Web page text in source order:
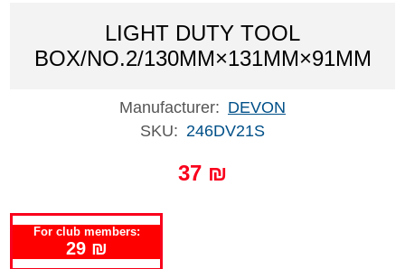
LIGHT DUTY TOOL
BOX/NO.2/130MM×131MM×91MM
Manufacturer: DEVON
SKU: 246DV21S
37 ₪
For club members:
29 ₪